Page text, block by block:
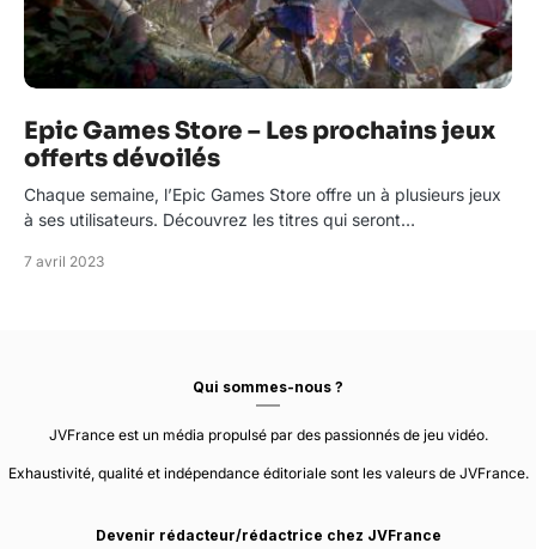
Epic Games Store – Les prochains jeux
offerts dévoilés
Chaque semaine, l’Epic Games Store offre un à plusieurs jeux
à ses utilisateurs. Découvrez les titres qui seront…
7 avril 2023
Qui sommes-nous ?
JVFrance est un média propulsé par des passionnés de jeu vidéo.
Exhaustivité, qualité et indépendance éditoriale sont les valeurs de JVFrance.
Devenir rédacteur/rédactrice chez JVFrance